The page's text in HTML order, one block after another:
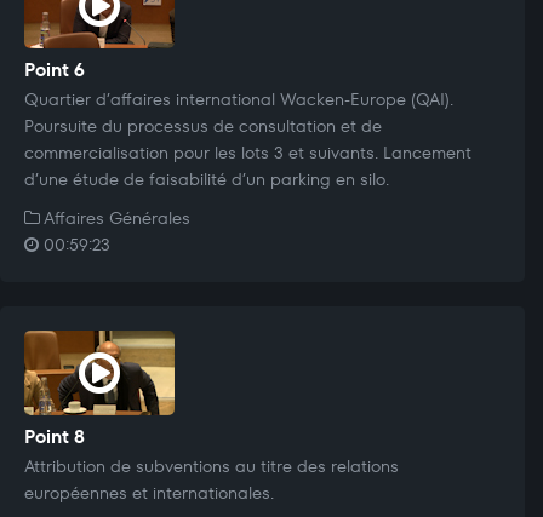
Point 6
Quartier d’affaires international Wacken-Europe (QAI).
Poursuite du processus de consultation et de
commercialisation pour les lots 3 et suivants. Lancement
d’une étude de faisabilité d’un parking en silo.
Affaires Générales
00:59:23
Point 8
Attribution de subventions au titre des relations
européennes et internationales.